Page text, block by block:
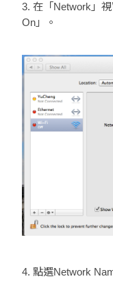
3. 在「Network」
On」。
4. 點選Network